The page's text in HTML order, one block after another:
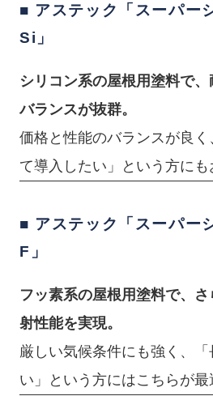
■ アステック「スーパー
Si」
シリコン系の屋根用塗料で
バランスが抜群。
価格と性能のバランスが良
て導入したい」という方にも
■ アステック「スーパー
F」
フッ素系の屋根用塗料で、
射性能を実現。
厳しい気候条件にも強く、
い」という方にはこちらが最